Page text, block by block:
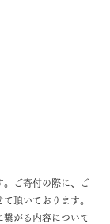
ご寄付の際に、ご
頂いております。
繋がる内容について